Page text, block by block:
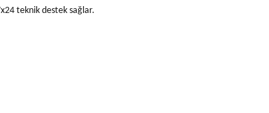
teknik destek sağlar.